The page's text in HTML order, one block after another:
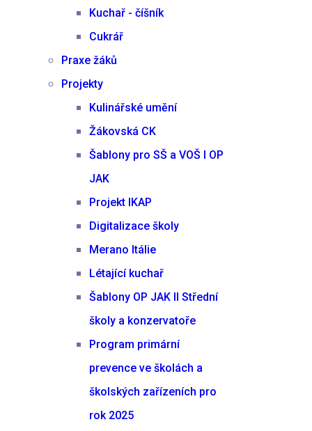
Kuchař - číšník
Cukrář
Praxe žáků
Projekty
Kulinářské umění
Žákovská CK
Šablony pro SŠ a VOŠ I OP
JAK
Projekt IKAP
Digitalizace školy
Merano Itálie
Létající kuchař
Šablony OP JAK II Střední
školy a konzervatoře
Program primární
prevence ve školách a
školských zařízeních pro
rok 2025